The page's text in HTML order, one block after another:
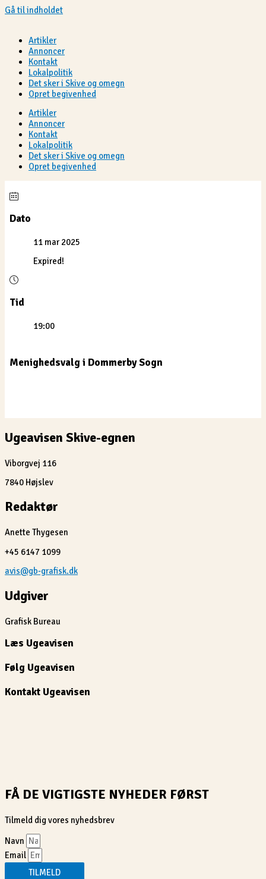
Gå til indholdet
Artikler
Annoncer
Kontakt
Lokalpolitik
Det sker i Skive og omegn
Opret begivenhed
Artikler
Annoncer
Kontakt
Lokalpolitik
Det sker i Skive og omegn
Opret begivenhed
Dato
11 mar 2025
Expired!
Tid
19:00
Menighedsvalg i Dommerby Sogn
Ugeavisen Skive-egnen
Viborgvej 116
7840 Højslev
Redaktør
Anette Thygesen
+45 6147 1099
avis@gb-grafisk.dk
Udgiver
Grafisk Bureau
Læs Ugeavisen
Følg Ugeavisen
Kontakt Ugeavisen
FÅ DE VIGTIGSTE NYHEDER FØRST
Tilmeld dig vores nyhedsbrev
Navn
Email
TILMELD